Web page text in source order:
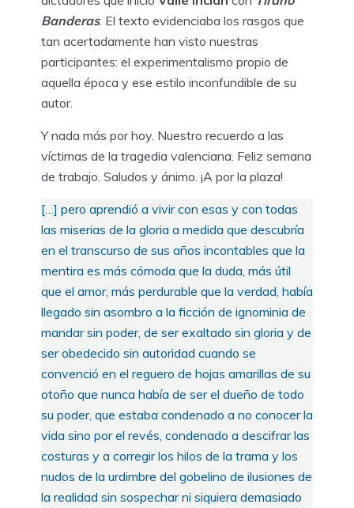
Banderas. El texto evidenciaba los rasgos que
tan acertadamente han visto nuestras
participantes: el experimentalismo propio de
aquella época y ese estilo inconfundible de su
autor.
Y nada más por hoy. Nuestro recuerdo a las
víctimas de la tragedia valenciana. Feliz semana
de trabajo. Saludos y ánimo. ¡A por la plaza!
[…] pero aprendió a vivir con esas y con todas
las miserias de la gloria a medida que descubría
en el transcurso de sus años incontables que la
mentira es más cómoda que la duda, más útil
que el amor, más perdurable que la verdad, había
llegado sin asombro a la ficción de ignominia de
mandar sin poder, de ser exaltado sin gloria y de
ser obedecido sin autoridad cuando se
convenció en el reguero de hojas amarillas de su
otoño que nunca había de ser el dueño de todo
su poder, que estaba condenado a no conocer la
vida sino por el revés, condenado a descifrar las
costuras y a corregir los hilos de la trama y los
nudos de la urdimbre del gobelino de ilusiones de
la realidad sin sospechar ni siquiera demasiado